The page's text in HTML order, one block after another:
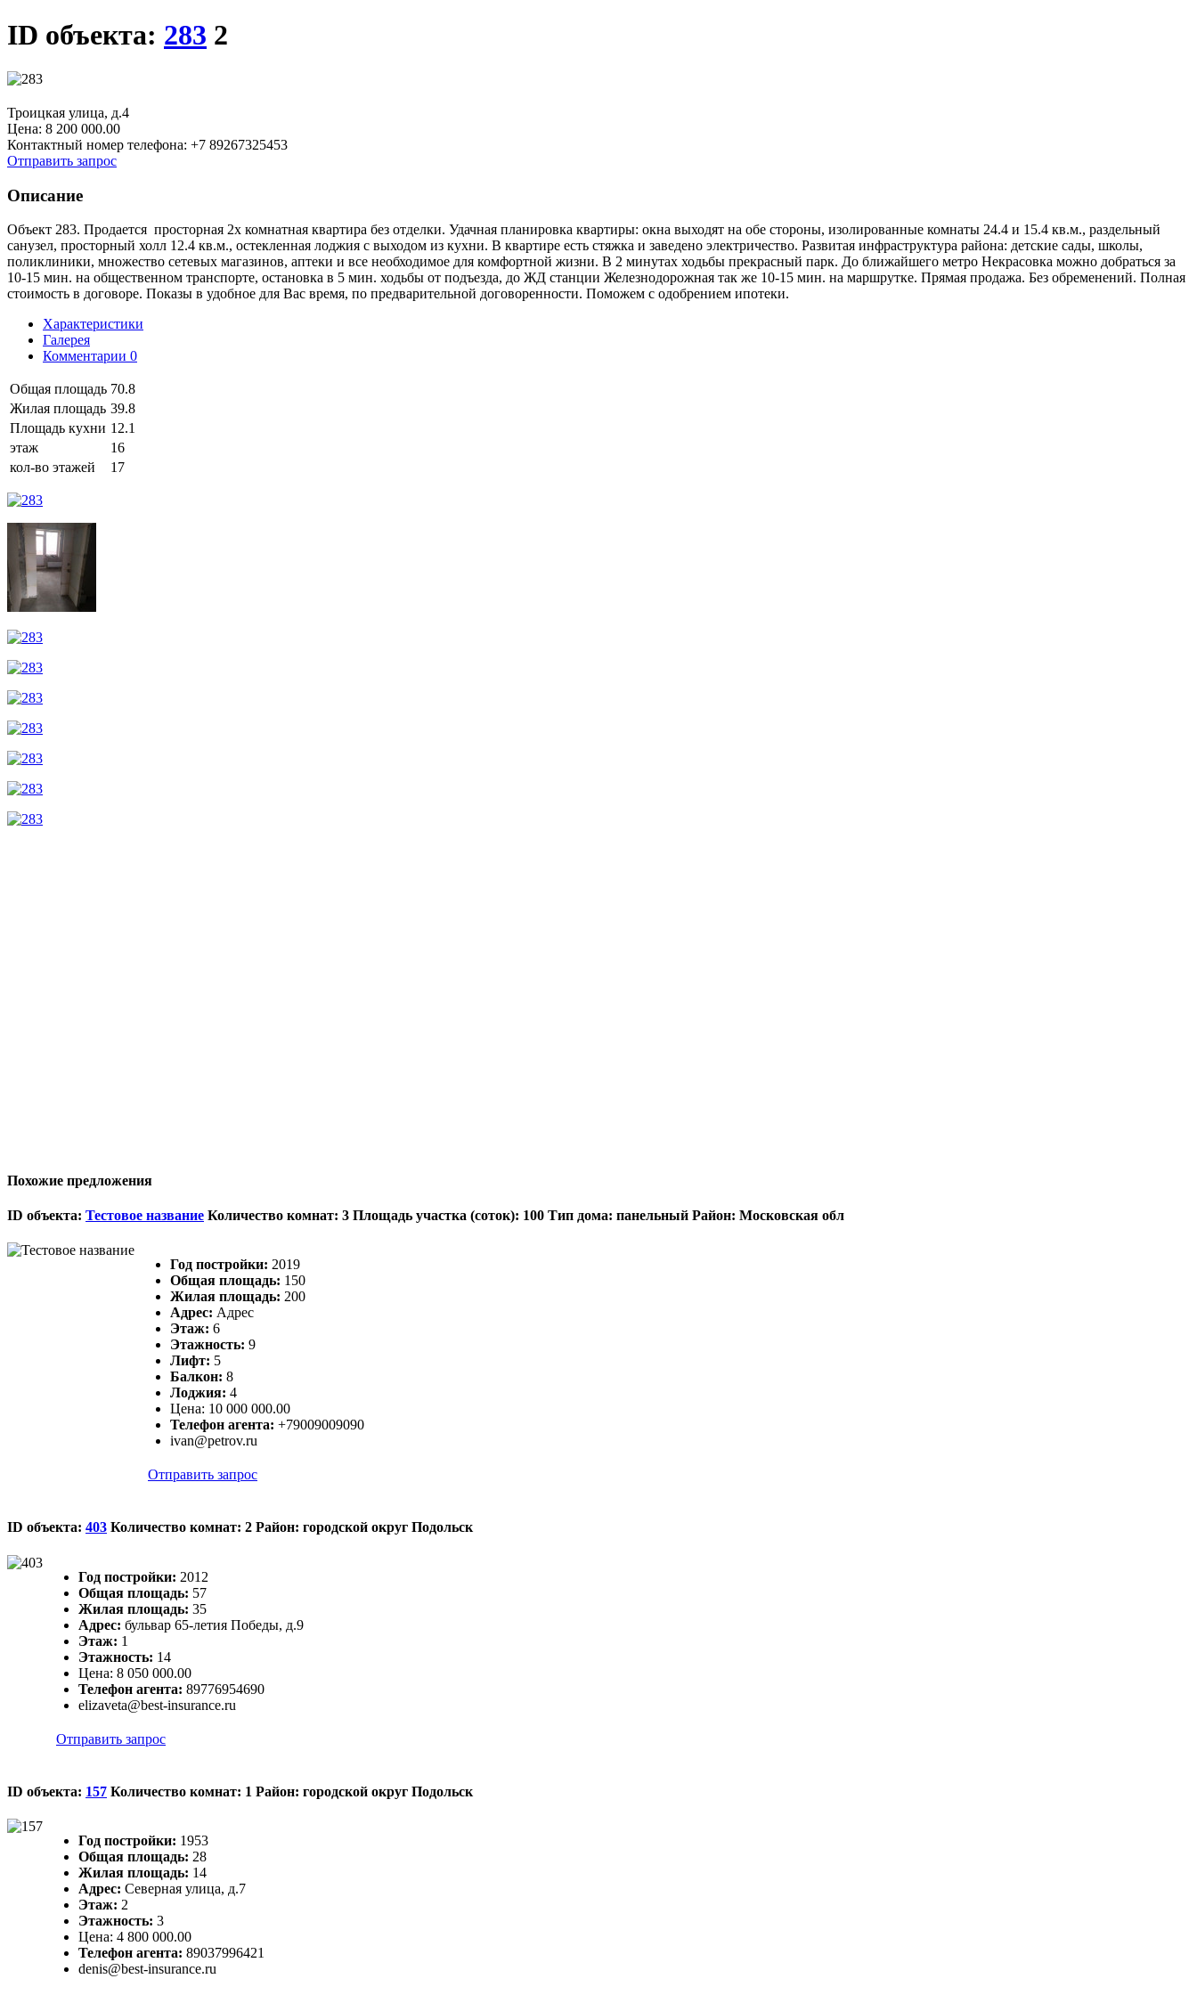
ID объекта: 283 2
Троицкая улица, д.4
Цена: 8 200 000.00
Контактный номер телефона: +7 89267325453
Отправить запрос
Описание
Объект 283. Продается просторная 2х комнатная квартира без отделки. Удачная планировка квартиры: окна выходят на обе стороны, изолированные комнаты 24.4 и 15.4 кв.м., раздельный
санузел, просторный холл 12.4 кв.м., остекленная лоджия с выходом из кухни. В квартире есть стяжка и заведено электричество. Развитая инфраструктура района: детские сады, школы,
поликлиники, множество сетевых магазинов, аптеки и все необходимое для комфортной жизни. В 2 минутах ходьбы прекрасный парк. До ближайшего метро Некрасовка можно добраться за
10-15 мин. на общественном транспорте, остановка в 5 мин. ходьбы от подъезда, до ЖД станции Железнодорожная так же 10-15 мин. на маршрутке. Прямая продажа. Без обременений. Полная
стоимость в договоре. Показы в удобное для Вас время, по предварительной договоренности. Поможем с одобрением ипотеки.
Характеристики
Галерея
Комментарии 0
Общая площадь 70.8
Жилая площадь 39.8
Площадь кухни 12.1
этаж
16
кол-во этажей
17
Похожие предложения
ID объекта: Тестовое название Количество комнат: 3 Площадь участка (соток): 100 Тип дома: панельный Район: Московская обл
Год постройки: 2019
Общая площадь: 150
Жилая площадь: 200
Адрес: Адрес
Этаж: 6
Этажность: 9
Лифт: 5
Балкон: 8
Лоджия: 4
Цена: 10 000 000.00
Телефон агента: +79009009090
ivan@petrov.ru
Отправить запрос
ID объекта: 403 Количество комнат: 2 Район: городской округ Подольск
Год постройки: 2012
Общая площадь: 57
Жилая площадь: 35
Адрес: бульвар 65-летия Победы, д.9
Этаж: 1
Этажность: 14
Цена: 8 050 000.00
Телефон агента: 89776954690
elizaveta@best-insurance.ru
Отправить запрос
ID объекта: 157 Количество комнат: 1 Район: городской округ Подольск
Год постройки: 1953
Общая площадь: 28
Жилая площадь: 14
Адрес: Северная улица, д.7
Этаж: 2
Этажность: 3
Цена: 4 800 000.00
Телефон агента: 89037996421
denis@best-insurance.ru